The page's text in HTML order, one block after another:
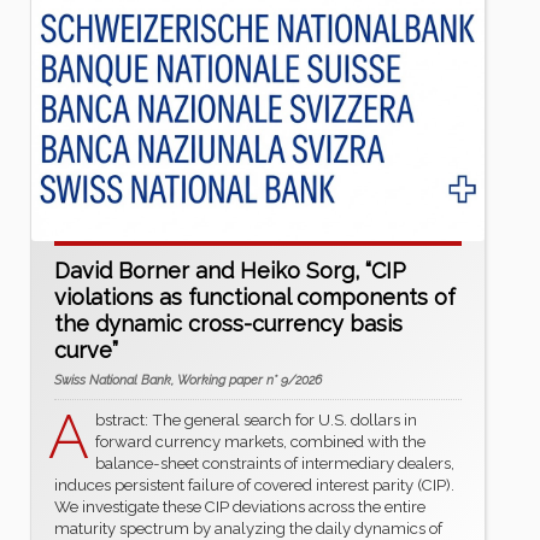
David Borner and Heiko Sorg, “CIP
violations as functional components of
the dynamic cross-currency basis
curve”
Swiss National Bank, Working paper n° 9/2026
A bstract: The general search for U.S. dollars in
forward currency markets, combined with the
balance-sheet constraints of intermediary dealers,
induces persistent failure of covered interest parity (CIP).
We investigate these CIP deviations across the entire
maturity spectrum by analyzing the daily dynamics of